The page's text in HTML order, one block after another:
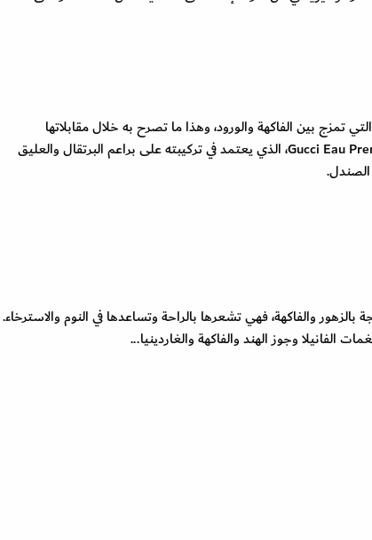
تمزج بين الفاكهة والورود، وهذا ما تصرح به خلال مقابلاتها
Gucci Eau، الذي يعتمد في تركيبته على براعم البرتقال والعليق
بالزهور والفاكهة، فهي تشعرها بالراحة وتساعدها في النوم والاسترخاء.
الفانيلا وجوز الهند والفاكهة والغاردينيا...